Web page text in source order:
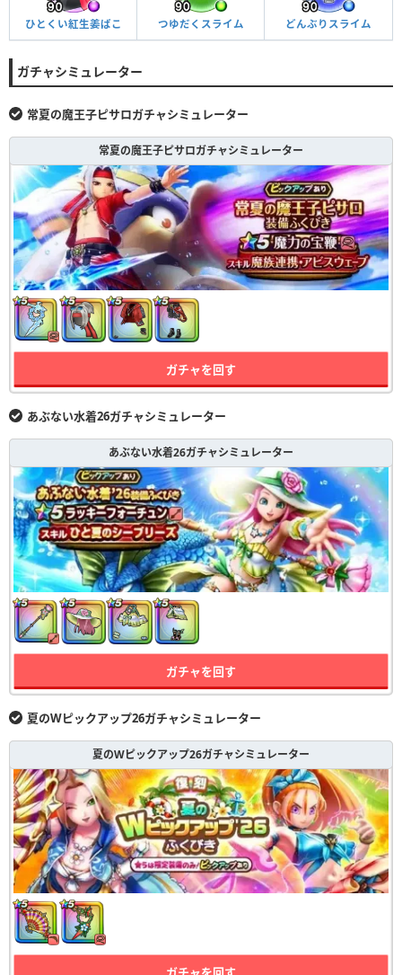
ひとくい紅生姜ばこ つゆだくスライム どんぶりスライム
ガチャシミュレーター
常夏の魔王子ピサロガチャシミュレーター
常夏の魔王子ピサロガチャシミュレーター
ガチャを回す
あぶない水着26ガチャシミュレーター
あぶない水着26ガチャシミュレーター
ガチャを回す
夏のWピックアップ26ガチャシミュレーター
夏のWピックアップ26ガチャシミュレーター